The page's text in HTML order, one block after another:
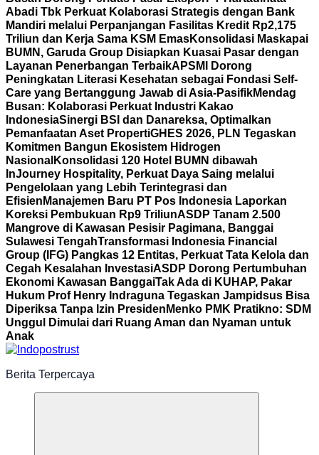
Abadi Tbk Perkuat Kolaborasi Strategis dengan Bank
Mandiri melalui Perpanjangan Fasilitas Kredit Rp2,175
Triliun dan Kerja Sama KSM EmasKonsolidasi Maskapai
BUMN, Garuda Group Disiapkan Kuasai Pasar dengan
Layanan Penerbangan TerbaikAPSMI Dorong
Peningkatan Literasi Kesehatan sebagai Fondasi Self-
Care yang Bertanggung Jawab di Asia-PasifikMendag
Busan: Kolaborasi Perkuat Industri Kakao
IndonesiaSinergi BSI dan Danareksa, Optimalkan
Pemanfaatan Aset PropertiGHES 2026, PLN Tegaskan
Komitmen Bangun Ekosistem Hidrogen
Nasional Konsolidasi 120 Hotel BUMN dibawah
InJourney Hospitality, Perkuat Daya Saing melalui
Pengelolaan yang Lebih Terintegrasi dan
Efisien Manajemen Baru PT Pos Indonesia Laporkan
Koreksi Pembukuan Rp9 TriliunASDP Tanam 2.500
Mangrove di Kawasan Pesisir Pagimana, Banggai
Sulawesi TengahTransformasi Indonesia Financial
Group (IFG) Pangkas 12 Entitas, Perkuat Tata Kelola dan
Cegah Kesalahan InvestasiASDP Dorong Pertumbuhan
Ekonomi Kawasan BanggaiTak Ada di KUHAP, Pakar
Hukum Prof Henry Indraguna Tegaskan Jampidsus Bisa
Diperiksa Tanpa Izin Presiden Menko PMK Pratikno: SDM
Unggul Dimulai dari Ruang Aman dan Nyaman untuk
Anak
Berita Terpercaya